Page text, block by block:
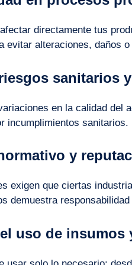
directamente tus
evitar alteraciones, daños o
sanitarios
en la calidad del
incumplimientos sanitarios.
y
exigen que ciertas
demuestra
uso de insumos